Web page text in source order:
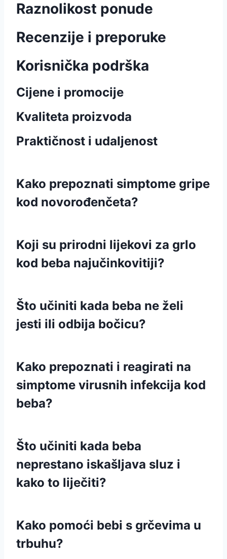
Raznolikost ponude
Recenzije i preporuke
Korisnička podrška
Cijene i promocije
Kvaliteta proizvoda
Praktičnost i udaljenost
Kako prepoznati simptome gripe
kod novorođenčeta?
Koji su prirodni lijekovi za grlo
kod beba najučinkovitiji?
Što učiniti kada beba ne želi
jesti ili odbija bočicu?
Kako prepoznati i reagirati na
simptome virusnih infekcija kod
beba?
Što učiniti kada beba
neprestano iskašljava sluz i
kako to liječiti?
Kako pomoći bebi s grčevima u
trbuhu?